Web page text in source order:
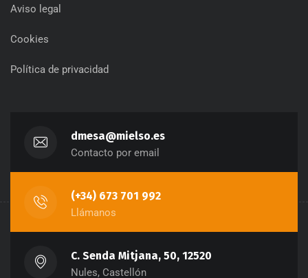
Aviso legal
Cookies
Política de privacidad
dmesa@mielso.es
Contacto por email
(+34) 673 701 992
Llámanos
C. Senda Mitjana, 50, 12520
Nules, Castellón